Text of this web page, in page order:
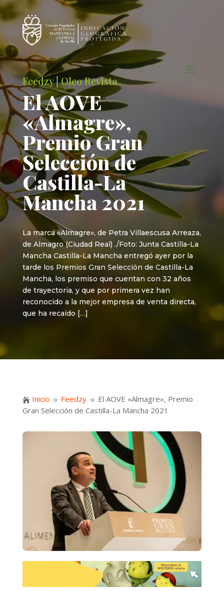
Feedzy|Oleo Revista
El AOVE
«Almagre»,
Premio Gran
Selección de
Castilla-La
Mancha 2021
La marca «Almagre», de Petra Villaescusa Arreaza,
de Almagro (Ciudad Real) ./Foto: Junta Castilla-La
Mancha Castilla-La Mancha entregó ayer por la
tarde los Premios Gran Selección de Castilla-La
Mancha, los premiso que cuentan con 32 años
de trayectoria, y que por primera vez han
reconocido a la mejor empresa de venta directa,
que ha recaído […]
 Inicio 9 Feedzy 9 El AOVE «Almagre», Premio
Gran Selección de Castilla-La Mancha 2021